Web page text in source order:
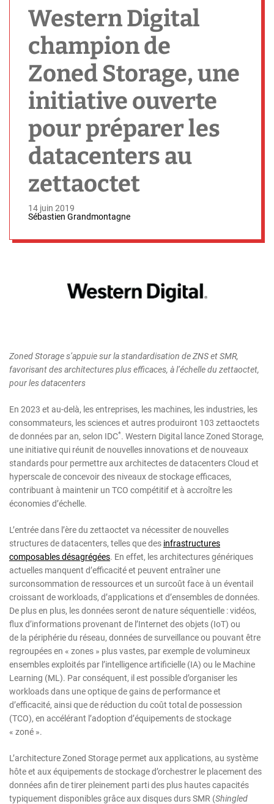
Western Digital
champion de
Zoned Storage, une
initiative ouverte
pour préparer les
datacenters au
zettaoctet
14 juin 2019
Sébastien Grandmontagne
Zoned Storage s’appuie sur la standardisation de ZNS et SMR,
favorisant des architectures plus efficaces, à l’échelle du zettaoctet,
pour les datacenters
En 2023 et au-delà, les entreprises, les machines, les industries, les
consommateurs, les sciences et autres produiront 103 zettaoctets
de données par an, selon IDC*. Western Digital lance Zoned Storage,
une initiative qui réunit de nouvelles innovations et de nouveaux
standards pour permettre aux architectes de datacenters Cloud et
hyperscale de concevoir des niveaux de stockage efficaces,
contribuant à maintenir un TCO compétitif et à accroître les
économies d’échelle.
L’entrée dans l’ère du zettaoctet va nécessiter de nouvelles
structures de datacenters, telles que des infrastructures
composables désagrégées. En effet, les architectures génériques
actuelles manquent d’efficacité et peuvent entraîner une
surconsommation de ressources et un surcoût face à un éventail
croissant de workloads, d’applications et d’ensembles de données.
De plus en plus, les données seront de nature séquentielle : vidéos,
flux d’informations provenant de l’Internet des objets (IoT) ou
de la périphérie du réseau, données de surveillance ou pouvant être
regroupées en « zones » plus vastes, par exemple de volumineux
ensembles exploités par l’intelligence artificielle (IA) ou le Machine
Learning (ML). Par conséquent, il est possible d’organiser les
workloads dans une optique de gains de performance et
d’efficacité, ainsi que de réduction du coût total de possession
(TCO), en accélérant l’adoption d’équipements de stockage
« zoné ».
L’architecture Zoned Storage permet aux applications, au système
hôte et aux équipements de stockage d’orchestrer le placement des
données afin de tirer pleinement parti des plus hautes capacités
typiquement disponibles grâce aux disques durs SMR (Shingled